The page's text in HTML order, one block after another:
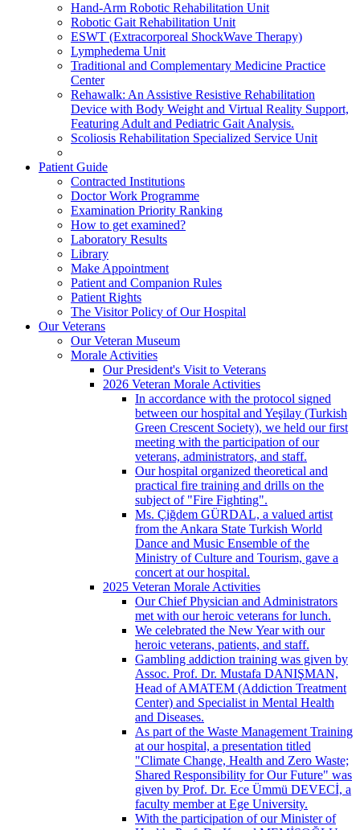
Hand-Arm Robotic Rehabilitation Unit
Robotic Gait Rehabilitation Unit
ESWT (Extracorporeal ShockWave Therapy)
Lymphedema Unit
Traditional and Complementary Medicine Practice
Center
Rehawalk: An Assistive Resistive Rehabilitation
Device with Body Weight and Virtual Reality Support,
Featuring Adult and Pediatric Gait Analysis.
Scoliosis Rehabilitation Specialized Service Unit
Patient Guide
Contracted Institutions
Doctor Work Programme
Examination Priority Ranking
How to get examined?
Laboratory Results
Library
Make Appointment
Patient and Companion Rules
Patient Rights
The Visitor Policy of Our Hospital
Our Veterans
Our Veteran Museum
Morale Activities
Our President's Visit to Veterans
2026 Veteran Morale Activities
In accordance with the protocol signed
between our hospital and Yeşilay (Turkish
Green Crescent Society), we held our first
meeting with the participation of our
veterans, administrators, and staff.
Our hospital organized theoretical and
practical fire training and drills on the
subject of "Fire Fighting".
Ms. Çiğdem GÜRDAL, a valued artist
from the Ankara State Turkish World
Dance and Music Ensemble of the
Ministry of Culture and Tourism, gave a
concert at our hospital.
2025 Veteran Morale Activities
Our Chief Physician and Administrators
met with our heroic veterans for lunch.
We celebrated the New Year with our
heroic veterans, patients, and staff.
Gambling addiction training was given by
Assoc. Prof. Dr. Mustafa DANIŞMAN,
Head of AMATEM (Addiction Treatment
Center) and Specialist in Mental Health
and Diseases.
As part of the Waste Management Training
at our hospital, a presentation titled
"Climate Change, Health and Zero Waste;
Shared Responsibility for Our Future" was
given by Prof. Dr. Ece Ümmü DEVECİ, a
faculty member at Ege University.
With the participation of our Minister of